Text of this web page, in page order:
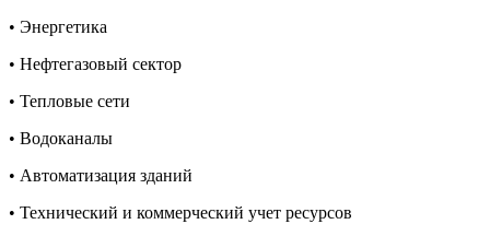
• Энергетика
• Нефтегазовый сектор
• Тепловые сети
• Водоканалы
• Автоматизация зданий
• Технический и коммерческий учет ресурсов